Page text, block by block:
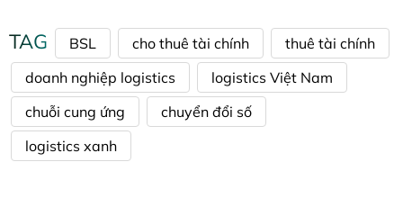
TAG BSL cho thuê tài chính
thuê tài chính
doanh nghiệp logistics
logistics Việt Nam
chuỗi cung ứng
chuyển đổi số
logistics xanh